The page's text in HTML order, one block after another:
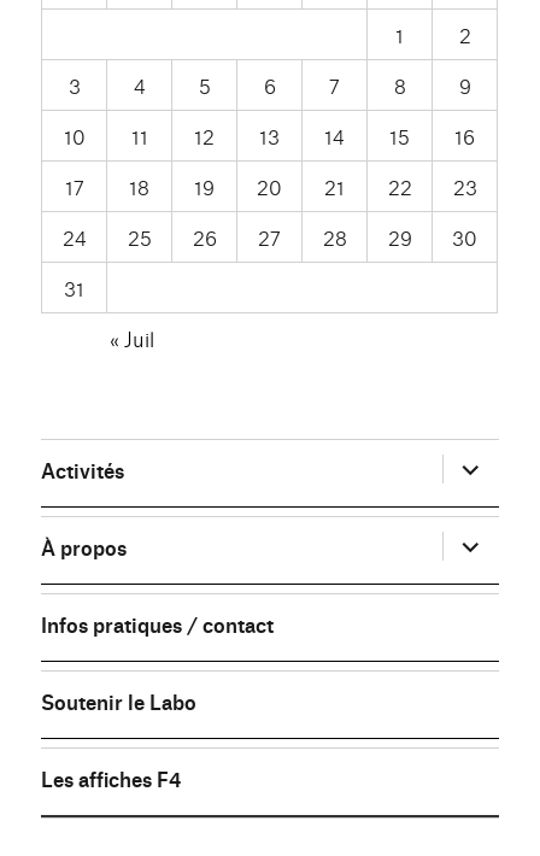
1
2
3
4 5 6 7 8
9
10
11 12 13 14 15
16
17
18 19 20 21 22
23
24
25 26 27 28 29
30
31
« Juil
Activités ouvrir
le
sous-
menu
À propos
ouvrir
le
sous-
menu
Infos pratiques / contact
Soutenir le Labo
Les affiches F4